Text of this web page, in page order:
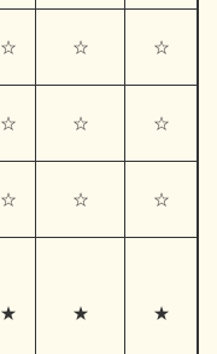
☆ ☆ ☆
☆ ☆ ☆
☆ ☆ ☆
★ ★ ★